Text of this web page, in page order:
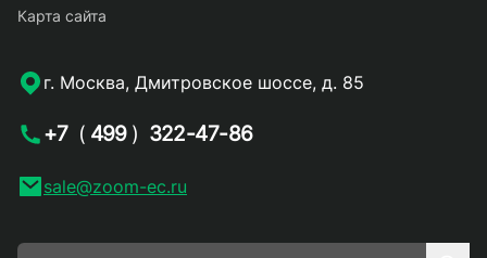
Карта сайта
г. Москва, Дмитровское шоссе, д. 85
+7 ( 499 ) 322-47-86
sale@zoom-ec.ru